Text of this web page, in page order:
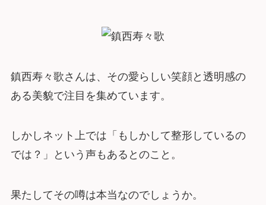
鎮西寿々歌さんは、その愛らしい笑顔と透明感の
ある美貌で注目を集めています。
しかしネット上では「もしかして整形しているの
では？」という声もあるとのこと。
果たしてその噂は本当なのでしょうか。